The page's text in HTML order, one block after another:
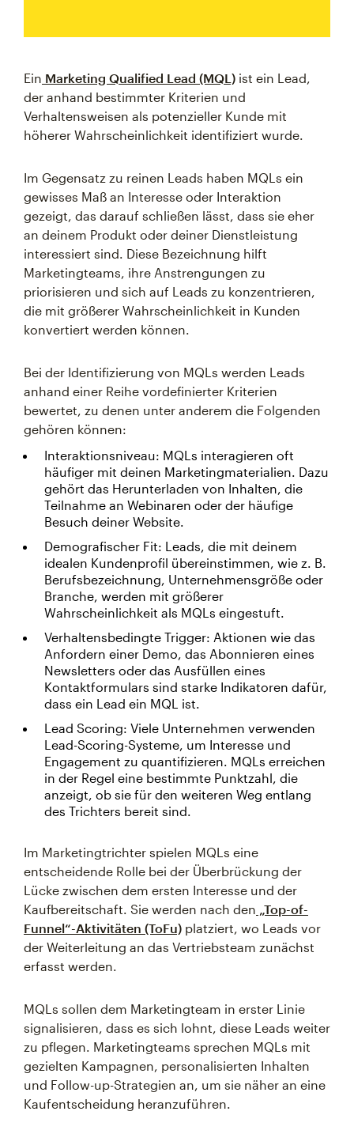
Ein Marketing Qualified Lead (MQL) ist ein Lead,
der anhand bestimmter Kriterien und
Verhaltensweisen als potenzieller Kunde mit
höherer Wahrscheinlichkeit identifiziert wurde.
Im Gegensatz zu reinen Leads haben MQLs ein
gewisses Maß an Interesse oder Interaktion
gezeigt, das darauf schließen lässt, dass sie eher
an deinem Produkt oder deiner Dienstleistung
interessiert sind. Diese Bezeichnung hilft
Marketingteams, ihre Anstrengungen zu
priorisieren und sich auf Leads zu konzentrieren,
die mit größerer Wahrscheinlichkeit in Kunden
konvertiert werden können.
Bei der Identifizierung von MQLs werden Leads
anhand einer Reihe vordefinierter Kriterien
bewertet, zu denen unter anderem die Folgenden
gehören können:
Interaktionsniveau: MQLs interagieren oft
häufiger mit deinen Marketingmaterialien. Dazu
gehört das Herunterladen von Inhalten, die
Teilnahme an Webinaren oder der häufige
Besuch deiner Website.
Demografischer Fit: Leads, die mit deinem
idealen Kundenprofil übereinstimmen, wie z. B.
Berufsbezeichnung, Unternehmensgröße oder
Branche, werden mit größerer
Wahrscheinlichkeit als MQLs eingestuft.
Verhaltensbedingte Trigger: Aktionen wie das
Anfordern einer Demo, das Abonnieren eines
Newsletters oder das Ausfüllen eines
Kontaktformulars sind starke Indikatoren dafür,
dass ein Lead ein MQL ist.
Lead Scoring: Viele Unternehmen verwenden
Lead-Scoring-Systeme, um Interesse und
Engagement zu quantifizieren. MQLs erreichen
in der Regel eine bestimmte Punktzahl, die
anzeigt, ob sie für den weiteren Weg entlang
des Trichters bereit sind.
Im Marketingtrichter spielen MQLs eine
entscheidende Rolle bei der Überbrückung der
Lücke zwischen dem ersten Interesse und der
Kaufbereitschaft. Sie werden nach den „Top-of-
Funnel“-Aktivitäten (ToFu) platziert, wo Leads vor
der Weiterleitung an das Vertriebsteam zunächst
erfasst werden.
MQLs sollen dem Marketingteam in erster Linie
signalisieren, dass es sich lohnt, diese Leads weiter
zu pflegen. Marketingteams sprechen MQLs mit
gezielten Kampagnen, personalisierten Inhalten
und Follow-up-Strategien an, um sie näher an eine
Kaufentscheidung heranzuführen.